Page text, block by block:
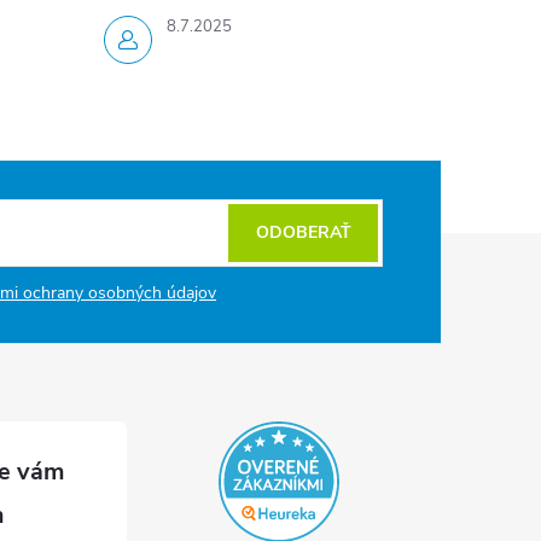
8.7.2025
ochrany osobných údajov
ODOBERAŤ